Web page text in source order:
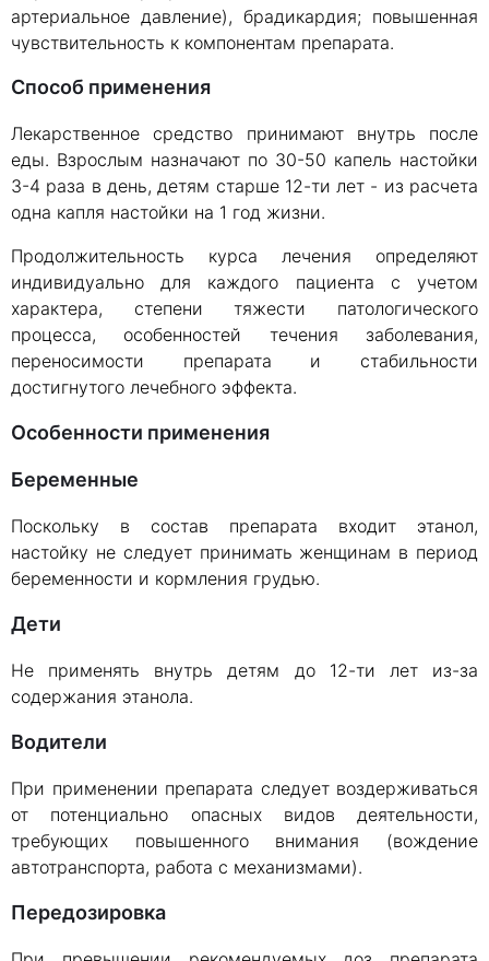
артериальное давление), брадикардия; повышенная
чувствительность к компонентам препарата.
Способ применения
Лекарственное средство принимают внутрь после
еды. Взрослым назначают по 30-50 капель настойки
3-4 раза в день, детям старше 12-ти лет - из расчета
одна капля настойки на 1 год жизни.
Продолжительность курса лечения определяют
индивидуально для каждого пациента с учетом
характера, степени тяжести патологического
процесса, особенностей течения заболевания,
переносимости препарата и стабильности
достигнутого лечебного эффекта.
Особенности применения
Беременные
Поскольку в состав препарата входит этанол,
настойку не следует принимать женщинам в период
беременности и кормления грудью.
Дети
Не применять внутрь детям до 12-ти лет из-за
содержания этанола.
Водители
При применении препарата следует воздерживаться
от потенциально опасных видов деятельности,
требующих повышенного внимания (вождение
автотранспорта, работа с механизмами).
Передозировка